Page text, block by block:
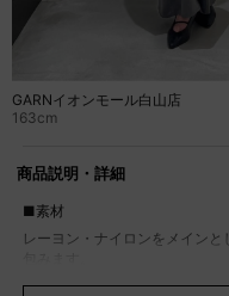
GARNイオンモール白山店
163cm
商品説明・詳細
■素材
レーヨン・ナイロンをメイン
■デザイン